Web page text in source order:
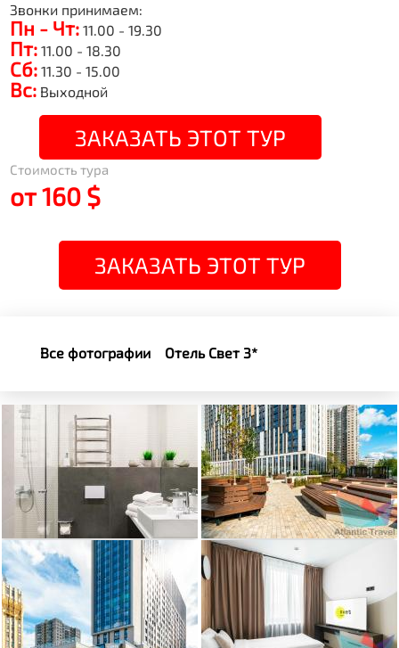
Звонки принимаем:
Пн - Чт: 11.00 - 19.30
Пт: 11.00 - 18.30
Сб: 11.30 - 15.00
Вс: Выходной
ЗАКАЗАТЬ ЭТОТ ТУР
Стоимость тура
от 160 $
ЗАКАЗАТЬ ЭТОТ ТУР
Все фотографии Отель Свет 3*